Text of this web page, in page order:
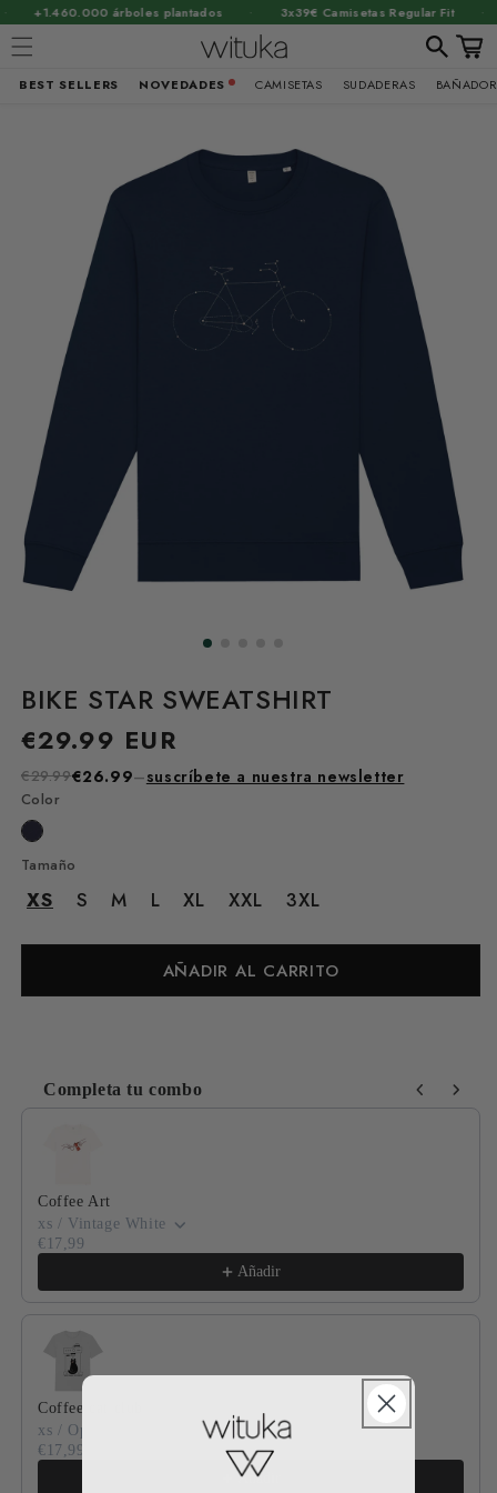
+1.460.000 árboles plantados 3x39€ Camisetas Regular Fit
BEST SELLERS NOVEDADES CAMISETAS SUDADERAS
BIKE STAR SWEATSHIRT
Precio
€29.99 EUR
€29.99€26.99–suscríbete a nuestra newsletter
Tamaño
XS S M L XL XXL 3XL
Color
AÑADIR AL CARRITO
Completa tu combo
Use the Previous and Next buttons to navigate through
Coffee Art
xs / Vintage White
€17,99
Añadir
Coffee cat club
xs / Opal
€17,99
Añadir